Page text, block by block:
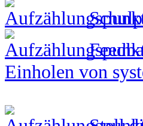
Einholen von